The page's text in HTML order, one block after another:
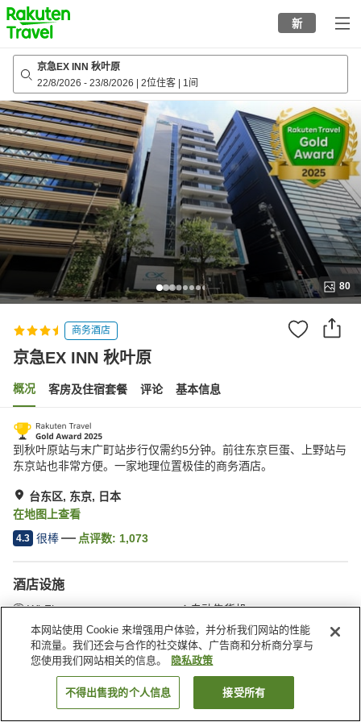
to
top
page
新
京急EX INN 秋叶原
22/8/2026 - 23/8/2026 2位住客 1间
80
商务酒店
京急EX INN 秋叶原
概况 客房及住宿套餐 评论 基本信息
到秋叶原站与末广町站步行仅需约5分钟。前往东京巨蛋、上野站与
东京站也非常方便。一家地理位置极佳的商务酒店。
台东区, 东京, 日本
在地图上查看
4.3 很棒 点评数: 1,073
酒店设施
Wi-Fi
自动售货机
公用微波炉
付费洗衣房
首页 日本 东京 台东区 京急EX INN 秋叶原
搜索客房
本网站使用 Cookie 来增强用户体验，并分析我们网站的性能
和流量。我们还会与合作的社交媒体、广告商和分析商分享与
您使用我们网站相关的信息。
隐私政策
不得出售我的个人信息 接受所有